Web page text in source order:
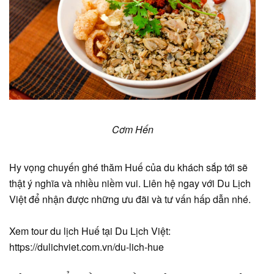
Cơm Hến
Hy vọng chuyến ghé thăm Huế của du khách sắp tới sẽ
thật ý nghĩa và nhiều niềm vui. Liên hệ ngay với Du Lịch
Việt để nhận được những ưu đãi và tư vấn hấp dẫn nhé.
Xem tour du lịch Huế tại Du Lịch Việt:
https://dulichviet.com.vn/du-lich-hue